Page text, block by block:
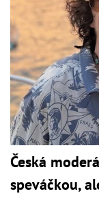
Česká
speváčkou,